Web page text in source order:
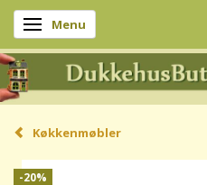
Skifte navigation
Menu
Køkkenmøbler
-20%